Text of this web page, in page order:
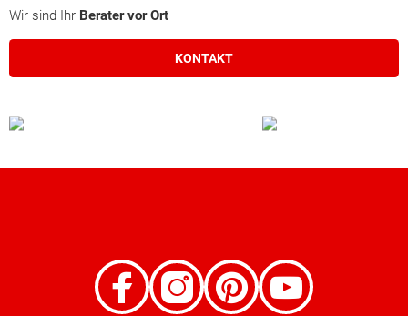
Wir sind Ihr Berater vor Ort
KONTAKT